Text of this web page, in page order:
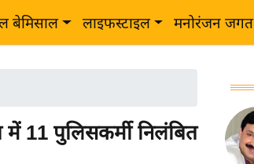
बेमिसाल लाइफस्टाइल मनोरंजन जगत
11 पुलिसकर्मी निलंबित